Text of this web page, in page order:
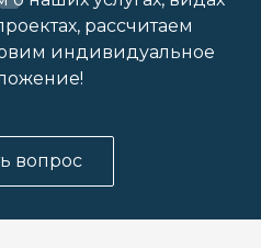
рассчитаем
индивидуальное
вопрос